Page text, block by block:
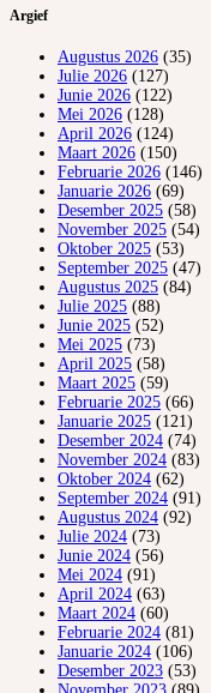
Argief
Augustus 2026 (35)
Julie 2026 (127)
Junie 2026 (122)
Mei 2026 (128)
April 2026 (124)
Maart 2026 (150)
Februarie 2026 (146)
Januarie 2026 (69)
Desember 2025 (58)
November 2025 (54)
Oktober 2025 (53)
September 2025 (47)
Augustus 2025 (84)
Julie 2025 (88)
Junie 2025 (52)
Mei 2025 (73)
April 2025 (58)
Maart 2025 (59)
Februarie 2025 (66)
Januarie 2025 (121)
Desember 2024 (74)
November 2024 (83)
Oktober 2024 (62)
September 2024 (91)
Augustus 2024 (92)
Julie 2024 (73)
Junie 2024 (56)
Mei 2024 (91)
April 2024 (63)
Maart 2024 (60)
Februarie 2024 (81)
Januarie 2024 (106)
Desember 2023 (53)